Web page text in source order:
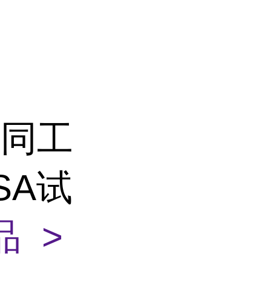
工
试
>